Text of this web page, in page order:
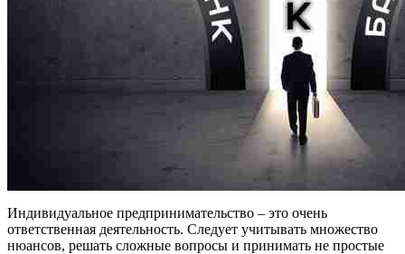
Индивидуальное предпринимательство – это очень
ответственная деятельность. Следует учитывать множество
нюансов, решать сложные вопросы и принимать не простые